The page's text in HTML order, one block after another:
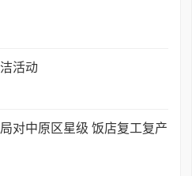
活动
对中原区星级 饭店复工复产